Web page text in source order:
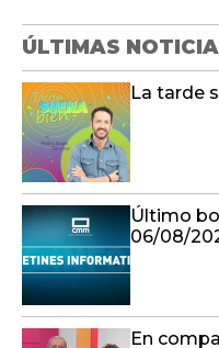
ÚLTIMAS
La tarde
Último
06/08/
En